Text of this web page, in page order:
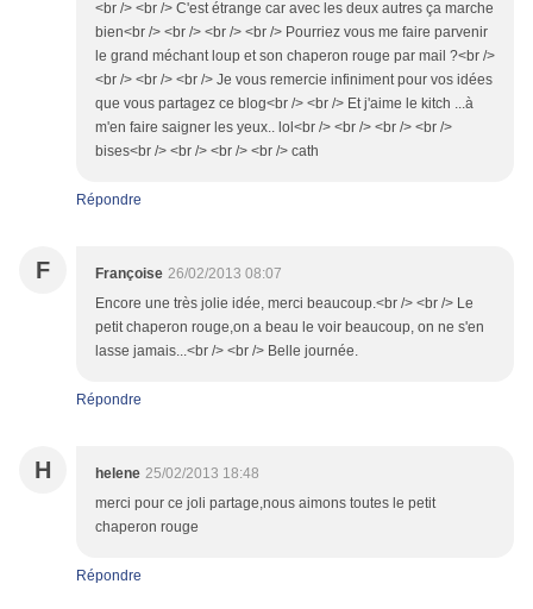
<br /> <br /> C'est étrange car avec les deux autres ça marche
bien<br /> <br /> <br /> <br /> Pourriez vous me faire parvenir
le grand méchant loup et son chaperon rouge par mail ?<br />
<br /> <br /> <br /> Je vous remercie infiniment pour vos idées
que vous partagez ce blog<br /> <br /> Et j'aime le kitch ...à
m'en faire saigner les yeux.. lol<br /> <br /> <br /> <br />
bises<br /> <br /> <br /> <br /> cath
Répondre
F Françoise 26/02/2013 08:07
Encore une très jolie idée, merci beaucoup.<br /> <br /> Le
petit chaperon rouge,on a beau le voir beaucoup, on ne s'en
lasse jamais...<br /> <br /> Belle journée.
Répondre
H helene 25/02/2013 18:48
merci pour ce joli partage,nous aimons toutes le petit
chaperon rouge
Répondre